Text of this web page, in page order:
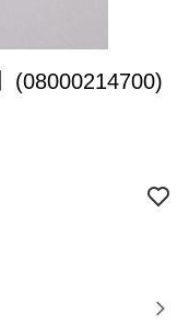
(08000214700)